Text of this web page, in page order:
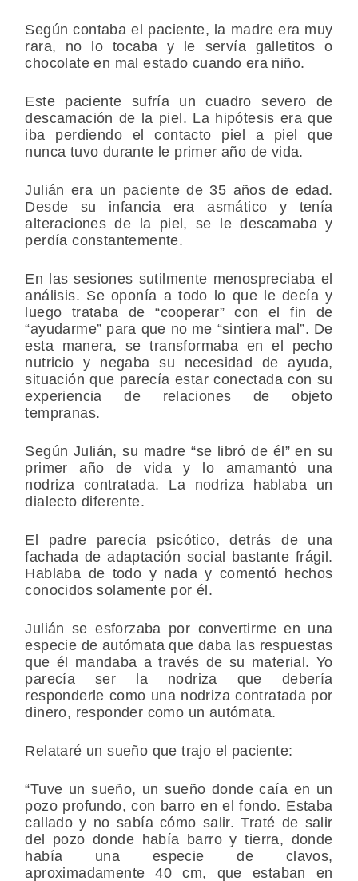
Según contaba el paciente, la madre era muy
rara, no lo tocaba y le servía galletitos o
chocolate en mal estado cuando era niño.
Este paciente sufría un cuadro severo de
descamación de la piel. La hipótesis era que
iba perdiendo el contacto piel a piel que
nunca tuvo durante le primer año de vida.
Julián era un paciente de 35 años de edad.
Desde su infancia era asmático y tenía
alteraciones de la piel, se le descamaba y
perdía constantemente.
En las sesiones sutilmente menospreciaba el
análisis. Se oponía a todo lo que le decía y
luego trataba de “cooperar” con el fin de
“ayudarme” para que no me “sintiera mal”. De
esta manera, se transformaba en el pecho
nutricio y negaba su necesidad de ayuda,
situación que parecía estar conectada con su
experiencia de relaciones de objeto
tempranas.
Según Julián, su madre “se libró de él” en su
primer año de vida y lo amamantó una
nodriza contratada. La nodriza hablaba un
dialecto diferente.
El padre parecía psicótico, detrás de una
fachada de adaptación social bastante frágil.
Hablaba de todo y nada y comentó hechos
conocidos solamente por él.
Julián se esforzaba por convertirme en una
especie de autómata que daba las respuestas
que él mandaba a través de su material. Yo
parecía ser la nodriza que debería
responderle como una nodriza contratada por
dinero, responder como un autómata.
Relataré un sueño que trajo el paciente:
“Tuve un sueño, un sueño donde caía en un
pozo profundo, con barro en el fondo. Estaba
callado y no sabía cómo salir. Traté de salir
del pozo donde había barro y tierra, donde
había una especie de clavos,
aproximadamente 40 cm, que estaban en